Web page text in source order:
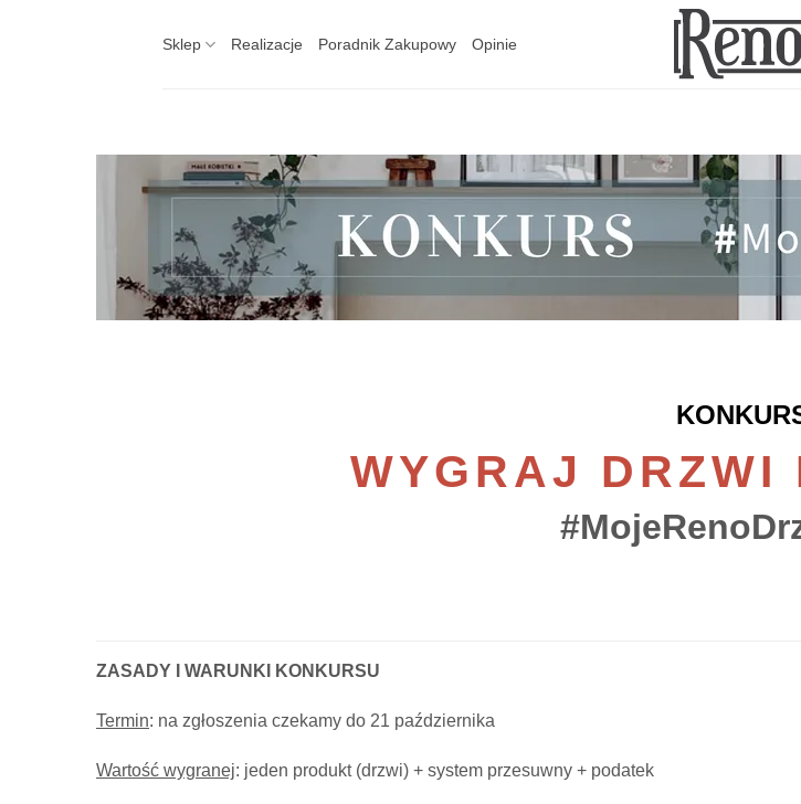
Sklep Realizacje Poradnik Zakupowy Opinie
WYGRAJ DRZWI
ZASADY I WARUNKI KONKURSU
Termin: na zgłoszenia czekamy do 21 października
Wartość wygranej: jeden produkt (drzwi) + system przesuwny + podatek